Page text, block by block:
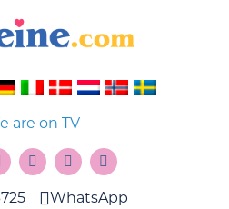
are on TV
WhatsApp